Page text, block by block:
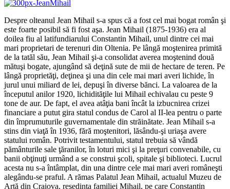
Despre olteanul Jean Mihail s-a spus că a fost cel mai bogat român şi
este foarte posibil să fi fost aşa. Jean Mihail (1875-1936) era al
doilea fiu al latifundiarului Constantin Mihail, unul dintre cei mai
mari proprietari de terenuri din Oltenia. Pe lângă moştenirea primită
de la tatăl său, Jean Mihail şi-a consolidat averea moştenind două
mătuşi bogate, ajungând să deţină sute de mii de hectare de teren. Pe
lângă proprietăţi, deţinea şi una din cele mai mari averi lichide, în
jurul unui miliard de lei, depuşi în diverse bănci. La valoarea de la
începutul anilor 1920, lichidităţile lui Mihail echivalau cu peste 9
tone de aur. De fapt, el avea atâţia bani încât la izbucnirea crizei
financiare a putut gira statul condus de Carol al II-lea pentru o parte
din împrumuturile guvernamentale din străinătate. Jean Mihail s-a
stins din viaţă în 1936, fără moştenitori, lăsându-şi uriaşa avere
statului român. Potrivit testamentului, statul trebuia să vândă
pământurile sale ţăranilor, în loturi mici şi la preţuri convenabile, cu
banii obţinuţi urmând a se construi şcoli, spitale şi biblioteci. Lucrul
acesta nu s-a întâmplat, din una dintre cele mai mari averi româneşti
alegându-se praful. A rămas Palatul Jean Mihail, actualul Muzeu de
Artă din Craiova, reşedinţa familiei Mihail, pe care Constantin